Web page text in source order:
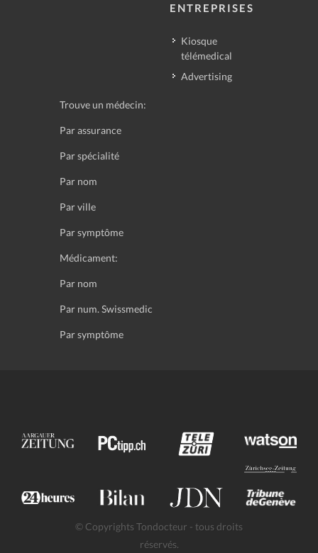
ENTREPRISES
Kiosque
télémedical
Advertising
Trouve un médecin:
Par assurance
Par spécialité
Par nom
Par ville
Par symptôme
Médicament:
Par nom
Par num. Swissmedic
Par symptôme
© Copyrights Tondocteur - tous droits
réservés.